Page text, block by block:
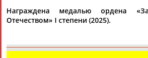
Награждена медалью ордена
Отечеством» I степени (2025).